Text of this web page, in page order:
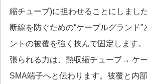
縮チューブ)に担わせることにしまし
断線を防ぐための“ケーブルグランド”
ントの被覆を強く挟んで固定します
張られる力は、熱収縮チューブ→ ケ
SMA端子へと伝わります。被覆と内